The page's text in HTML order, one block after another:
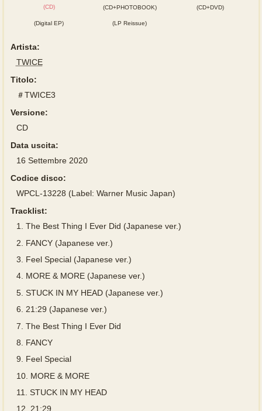
(CD) (CD+PHOTOBOOK) (CD+DVD)
(Digital EP) (LP Reissue)
Artista:
TWICE
Titolo:
＃TWICE3
Versione:
CD
Data uscita:
16 Settembre 2020
Codice disco:
WPCL-13228 (Label: Warner Music Japan)
Tracklist:
1.
The Best Thing I Ever Did (Japanese ver.)
2.
FANCY (Japanese ver.)
3.
Feel Special (Japanese ver.)
4. MORE & MORE (Japanese ver.)
5. STUCK IN MY HEAD (Japanese ver.)
6.
21:29 (Japanese ver.)
7. The Best Thing I Ever Did
8.
FANCY
9. Feel Special
10. MORE & MORE
11.
STUCK IN MY HEAD
12.
21:29